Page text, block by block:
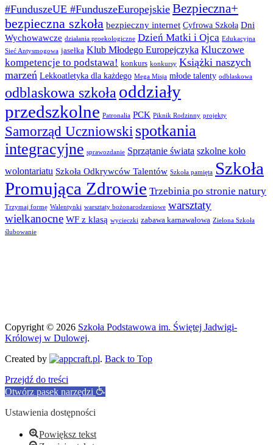
#FunduszeUE #FunduszeEuropejskie Bezpieczna+
bezpieczna szkoła bezpieczny internet Cyfrowa Szkoła Dni
Wychowawcze działania proekologiczne Dzień Matki i Ojca Edukacyjna
Sieć Antysmogowa jasełka Klub Młodego Europejczyka Kluczowe
kompetencje to podstawa! konkurs konkursy Książki naszych
marzeń Lekkoatletyka dla każdego Mega Misja młode talenty odblaskowa
odblaskowa szkoła oddziały
przedszkolne Patronalia PCK Piknik Rodzinny projekty
Samorząd Uczniowski spotkania
integracyjne sprawozdanie Sprzątanie świata szkolne koło
wolontariatu Szkoła Odkrywców Talentów Szkoła pamięta Szkoła
Promująca Zdrowie Trzebinia po stronie natury
Trzymaj formę Walentynki warsztaty bożonarodzeniowe warsztaty
wielkanocne WF z klasą wycieczki zabawa karnawałowa Zielona Szkoła
ślubowanie
Copyright © 2026 Szkoła Podstawowa im. Świętej Jadwigi-
Królowej w Dulowej.
Created by
. Back to Top
Przejdź do treści
Otwórz pasek narzędzi
Ustawienia dostępności
Powiększ tekst